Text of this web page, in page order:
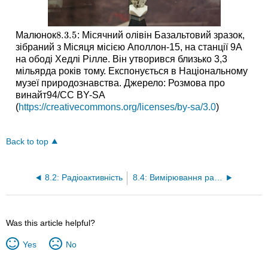
Малюнок8.3.5
8.3.5: Місячний олівін Базальтовий зразок,
зібраний з Місяця місією Аполлон-15, на станції 9А
на ободі Хедлі Рілле. Він утворився близько 3,3
мільярда років тому. Експонується в Національному
музеї природознавства. Джерело: Розмова про
винайт94/CC BY-SA
(https://creativecommons.org/licenses/by-sa/3.0)
Back to top
8.2: Радіоактивність 8.4: Вимірювання радіації
Was this article helpful?
Yes No